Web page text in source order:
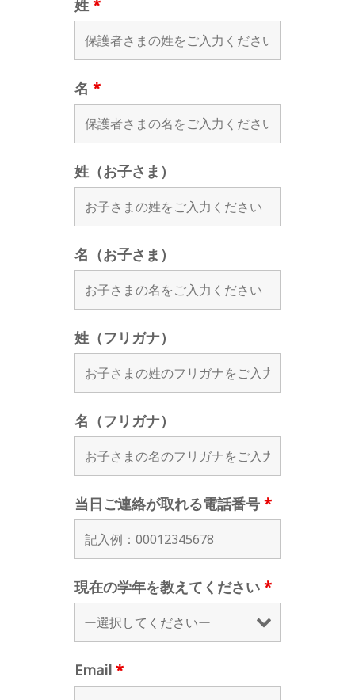
姓 *
名 *
姓（お子さま）
名（お子さま）
姓（フリガナ）
名（フリガナ）
当日ご連絡が取れる電話番号 *
現在の学年を教えてください *
Email *